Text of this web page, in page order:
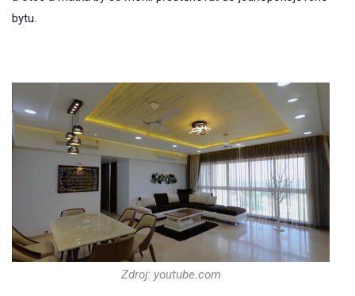
bytu.
Zdroj: youtube.com